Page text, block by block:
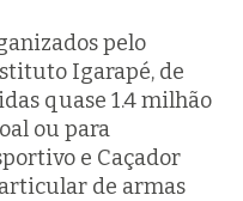
pelo
Igarapé, de
quase 1.4 milhão
ou para
e Caçador
de armas